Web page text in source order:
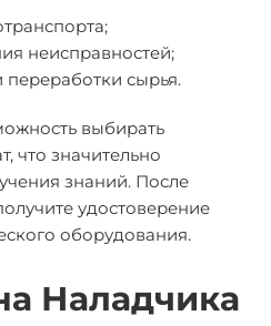
неисправностей;
переработки сырья.
выбирать
что значительно
знаний. После
удостоверение
оборудования.
Наладчика